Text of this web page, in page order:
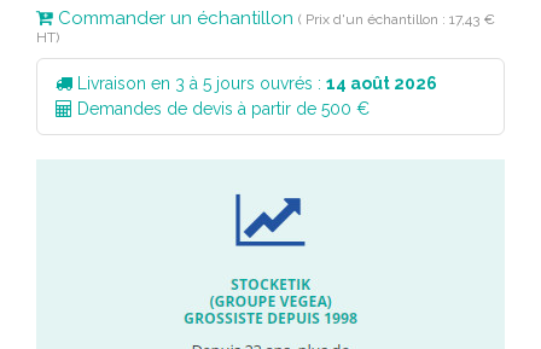
Commander un échantillon ( Prix d'un échantillon : 17,43 €
HT)
Livraison en 3 à 5 jours ouvrés : 14 août 2026
Demandes de devis à partir de 500 €